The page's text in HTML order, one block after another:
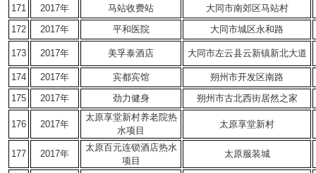
171
2017年 马站收费站
大同市南郊区马站村
172
2017年 平和医院 大同市城区永和路
173 2017年 美孚泰酒店 大同市左云县云新镇新北大道
174 2017年 宾都宾馆
朔州市开发区南路
175
2017年 劲力健身 朔州市古北西街居然之家
176 2017年
太原享堂新村养老院热
水项目
太原享堂新村
177 2017年
太原百元连锁酒店热水
项目
太原服装城